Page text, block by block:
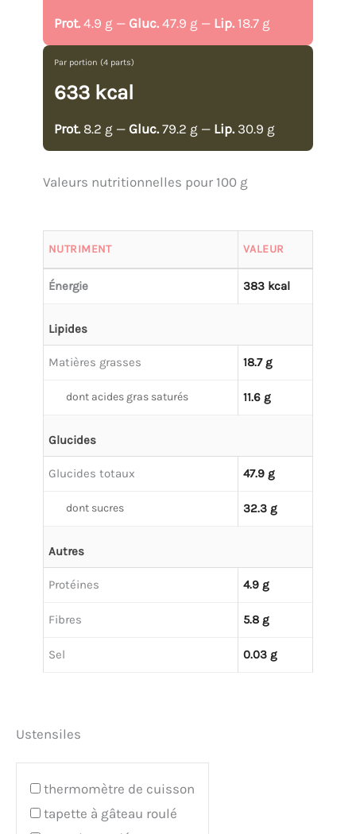
Prot. 4.9 g — Gluc. 47.9 g — Lip. 18.7 g
Par portion (4 parts)
633 kcal
Prot. 8.2 g — Gluc. 79.2 g — Lip. 30.9 g
Valeurs nutritionnelles pour 100 g
NUTRIMENT VALEUR
Énergie 383 kcal
Lipides
Matières grasses 18.7 g
dont acides gras saturés 11.6 g
Glucides
Glucides totaux 47.9 g
dont sucres 32.3 g
Autres
Protéines 4.9 g
Fibres 5.8 g
Sel 0.03 g
Ustensiles
thermomètre de cuisson
tapette à gâteau roulé